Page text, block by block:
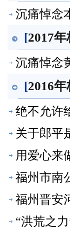
沉痛悼念
[2017
沉痛悼念
[2016
绝不允许
关于郎平
用爱心来
福州市南
福州晋安
“洪荒之